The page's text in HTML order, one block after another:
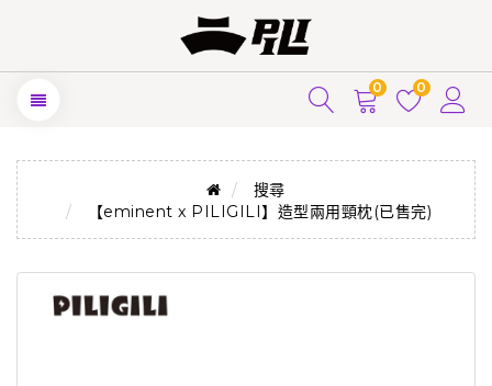
0 0
搜尋
【eminent x PILIGILI】造型兩用頸枕(已售完)